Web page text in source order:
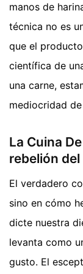
manos de
técnica no es
que el
científica de
una carne,
mediocridad
La Cuina
rebelión
El verdadero
sino en cómo
dicte nuestra
levanta como
gusto. El